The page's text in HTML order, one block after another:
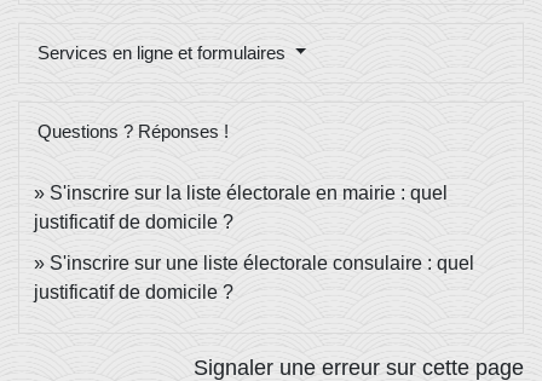
Services en ligne et formulaires
Questions ? Réponses !
S'inscrire sur la liste électorale en mairie : quel
justificatif de domicile ?
S'inscrire sur une liste électorale consulaire : quel
justificatif de domicile ?
Signaler une erreur sur cette page